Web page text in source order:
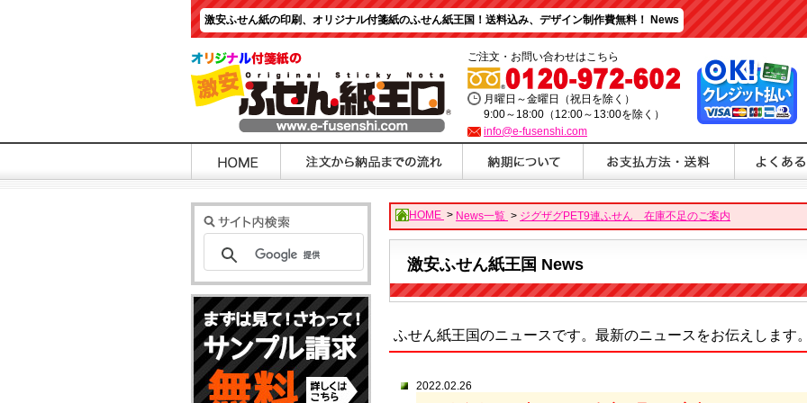
激安ふせん紙の印刷、オリジナル付箋紙のふせん紙王国！送料込み、デザイン制作費無料！ News
ご注文・お問い合わせはこちら
月曜日～金曜日（祝日を除く）
9:00～18:00（12:00～13:00を除く）
info@e-fusenshi.com
HOME > News一覧 > ジグザグPET9連ふせん 在庫不足のご案内
激安ふせん紙王国 News
ふせん紙王国のニュースです。最新のニュースをお伝えします
2022.02.26